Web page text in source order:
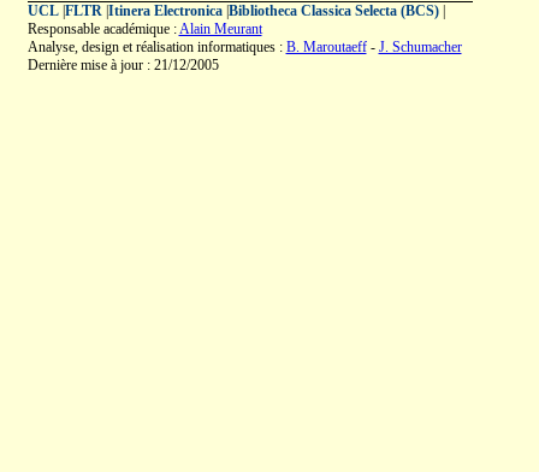
UCL| FLTR| Itinera Electronica| Bibliotheca Classica Selecta (BCS)|
Responsable académique :Alain Meurant
Analyse, design et réalisation informatiques : B. Maroutaeff- J. Schumacher
Dernière mise à jour : 21/12/2005